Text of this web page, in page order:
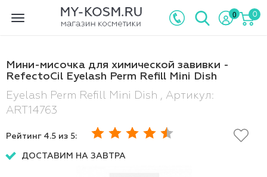
Toggle
0 0
Мини-мисочка для химической завивки -
RefectoCil Eyelash Perm Refill Mini Dish
Eyelash Perm Refill Mini Dish , Артикул:
ART14763
Рейтинг 4.5 из 5:
ДОСТАВИМ НА ЗАВТРА